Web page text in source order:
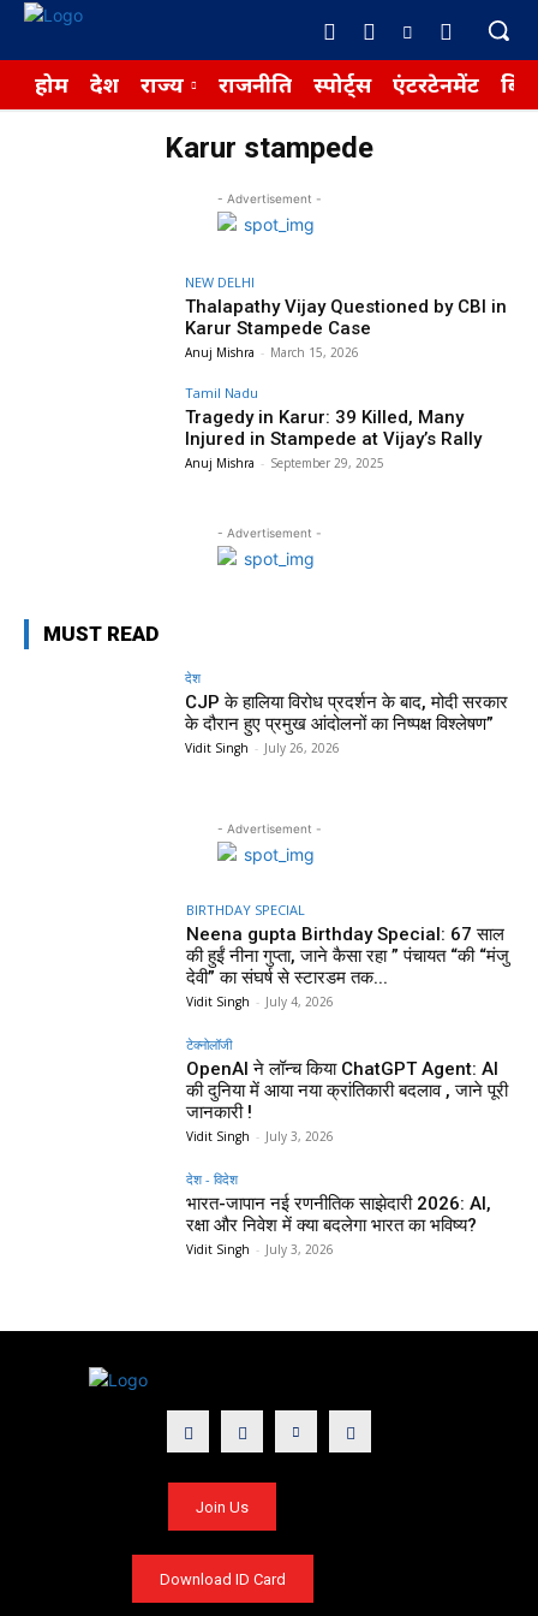
होम देश राज्य राजनीति स्पोर्ट्स एंटरटेनमेंट
Karur stampede
- Advertisement -
NEW DELHI
Thalapathy Vijay Questioned by CBI in
Karur Stampede Case
Anuj Mishra - March 15, 2026
Tamil Nadu
Tragedy in Karur: 39 Killed, Many
Injured in Stampede at Vijay’s Rally
Anuj Mishra - September 29, 2025
- Advertisement -
MUST READ
देश
CJP के हालिया विरोध प्रदर्शन के बाद, मोदी सरकार
के दौरान हुए प्रमुख आंदोलनों का निष्पक्ष विश्लेषण”
Vidit Singh - July 26, 2026
- Advertisement -
BIRTHDAY SPECIAL
Neena gupta Birthday Special: 67 साल
की हुईं नीना गुप्ता, जाने कैसा रहा ” पंचायत “की “मंजु
देवी” का संघर्ष से स्टारडम तक...
Vidit Singh - July 4, 2026
टेक्नोलॉजी
OpenAI ने लॉन्च किया ChatGPT Agent: AI
की दुनिया में आया नया क्रांतिकारी बदलाव , जाने पूरी
जानकारी !
Vidit Singh - July 3, 2026
देश - विदेश
भारत-जापान नई रणनीतिक साझेदारी 2026: AI,
रक्षा और निवेश में क्या बदलेगा भारत का भविष्य?
Vidit Singh - July 3, 2026
Join Us
Download ID Card